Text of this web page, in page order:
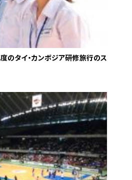
のタイ・カンボジア研修旅行のス